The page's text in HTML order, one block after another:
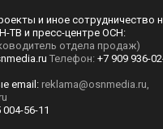
и иное сотрудничество
ТВ и пресс-центре ОСН:
отдела продаж)
Телефон: +7 909 936-
email: reklama@osnmedia.ru
004-56-11